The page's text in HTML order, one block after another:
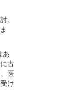
、
あ
古
医
け